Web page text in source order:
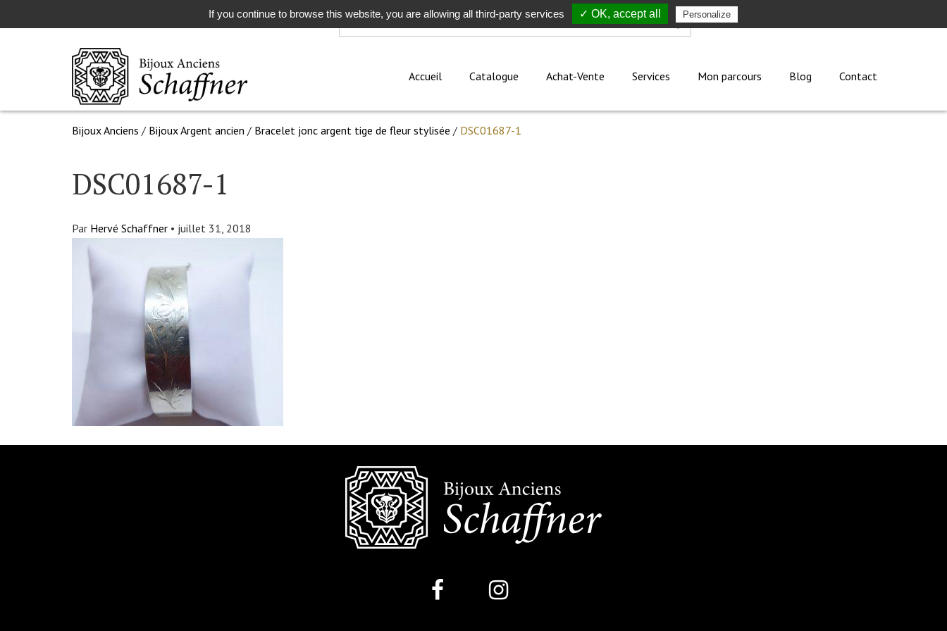
Rechercher
Accueil Catalogue Achat-Vente Services Mon parcours Blog Contact
Bijoux Anciens / Bijoux Argent ancien / Bracelet jonc argent tige de fleur stylisée / DSC01687-1
DSC01687-1
Par Hervé Schaffner • juillet 31, 2018
If you continue to browse this website, you are allowing all third-party services ✓ OK, accept all Personalize